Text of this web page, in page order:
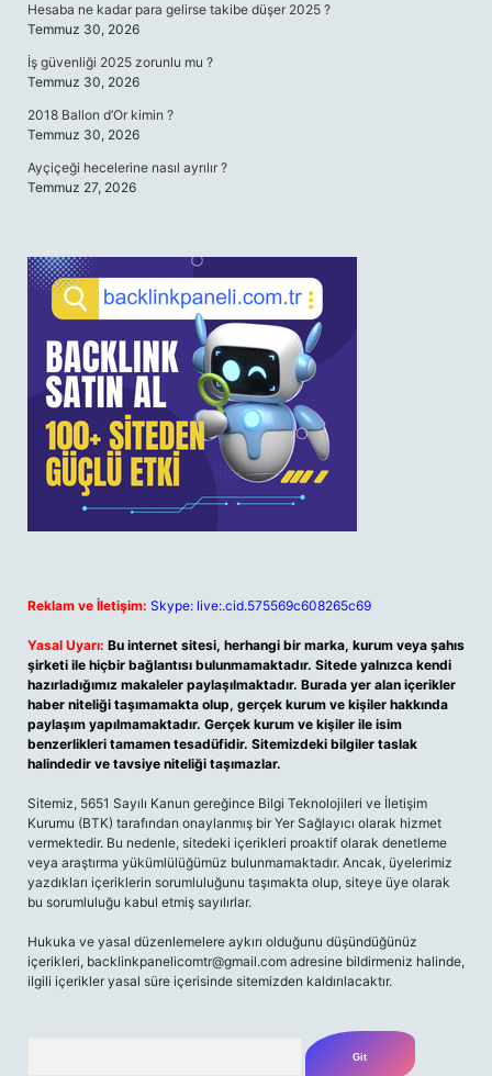
Hesaba ne kadar para gelirse takibe düşer 2025 ?
Temmuz 30, 2026
İş güvenliği 2025 zorunlu mu ?
Temmuz 30, 2026
2018 Ballon d’Or kimin ?
Temmuz 30, 2026
Ayçiçeği hecelerine nasıl ayrılır ?
Temmuz 27, 2026
Reklam ve İletişim: Skype: live:.cid.575569c608265c69
Yasal Uyarı: Bu internet sitesi, herhangi bir marka, kurum veya şahıs
şirketi ile hiçbir bağlantısı bulunmamaktadır. Sitede yalnızca kendi
hazırladığımız makaleler paylaşılmaktadır. Burada yer alan içerikler
haber niteliği taşımamakta olup, gerçek kurum ve kişiler hakkında
paylaşım yapılmamaktadır. Gerçek kurum ve kişiler ile isim
benzerlikleri tamamen tesadüfidir. Sitemizdeki bilgiler taslak
halindedir ve tavsiye niteliği taşımazlar.
Sitemiz, 5651 Sayılı Kanun gereğince Bilgi Teknolojileri ve İletişim
Kurumu (BTK) tarafından onaylanmış bir Yer Sağlayıcı olarak hizmet
vermektedir. Bu nedenle, sitedeki içerikleri proaktif olarak denetleme
veya araştırma yükümlülüğümüz bulunmamaktadır. Ancak, üyelerimiz
yazdıkları içeriklerin sorumluluğunu taşımakta olup, siteye üye olarak
bu sorumluluğu kabul etmiş sayılırlar.
Hukuka ve yasal düzenlemelere aykırı olduğunu düşündüğünüz
içerikleri, backlinkpanelicomtr@gmail.com adresine bildirmeniz halinde,
ilgili içerikler yasal süre içerisinde sitemizden kaldırılacaktır.